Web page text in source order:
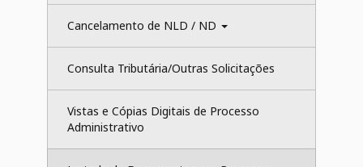
Cancelamento de NLD / ND
Consulta Tributária/Outras Solicitações
Vistas e Cópias Digitais de Processo
Administrativo